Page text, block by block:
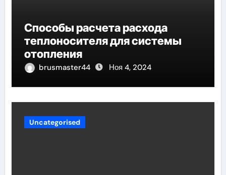
Способы расчета расхода
теплоносителя для системы
отопления
brusmaster44 Ноя 4, 2024
Uncategorised